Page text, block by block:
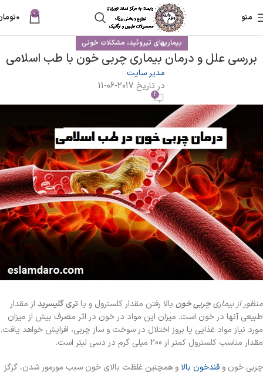
منو 0
0
بیماریهای تیروئید، مشکلات خونی
بررسی علل و درمان بیماری چربی خون با طب اسلامی
مدیر سایت
در تاریخ 2017-06-11
2
منظور از بیماریچربی خون بالا رفتن مقدار کلسترول و یا تری گلیسرید از مقدار
طبیعی آنها در خون است. میزان این مواد در خون در اثر مصرف بیش از میزان
مورد نیاز مواد غذایی یا بروز اختلال در سوخت و ساز چربی، افزایش خواهد یافت.
مقدار مناسب کلسترول کمتر از 200 میلی گرم در دسی لیتر است.
چربی خون و قندخون بالا و همچنین غلظت بالای خون سبب مورمور شدن، گزگز